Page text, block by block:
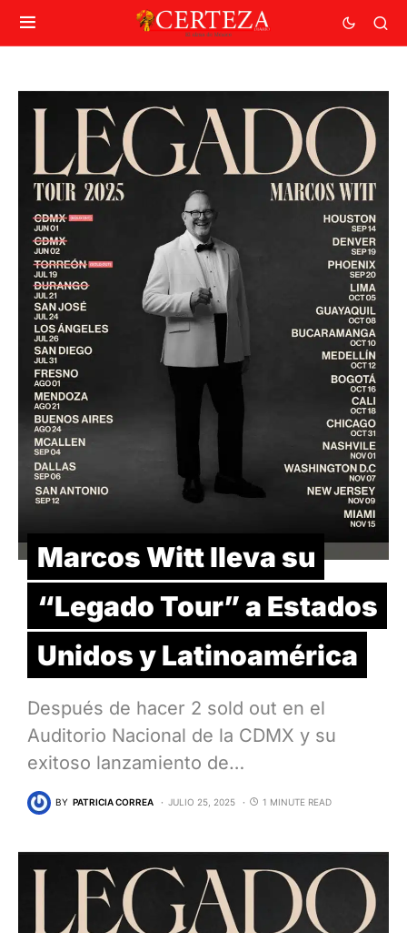
Marcos Witt lleva su
“Legado Tour” a Estados
Unidos y Latinoamérica
Después de hacer 2 sold out en el
Auditorio Nacional de la CDMX y su
exitoso lanzamiento de…
BY PATRICIA CORREA JULIO 25, 2025 1 MINUTE READ